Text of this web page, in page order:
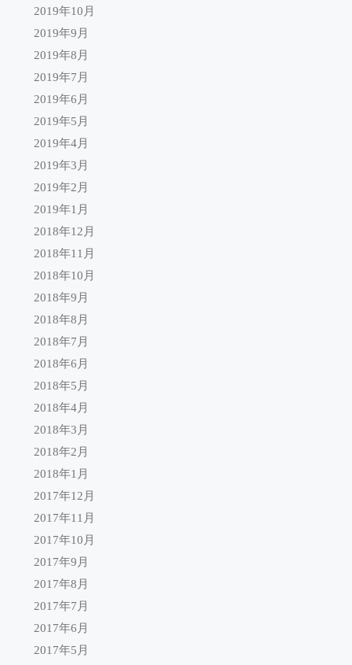
2019年10月
2019年9月
2019年8月
2019年7月
2019年6月
2019年5月
2019年4月
2019年3月
2019年2月
2019年1月
2018年12月
2018年11月
2018年10月
2018年9月
2018年8月
2018年7月
2018年6月
2018年5月
2018年4月
2018年3月
2018年2月
2018年1月
2017年12月
2017年11月
2017年10月
2017年9月
2017年8月
2017年7月
2017年6月
2017年5月